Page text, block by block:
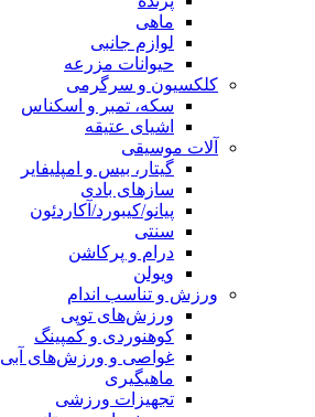
ماهی
لوازم جانبی
حیوانات مزرعه
کلکسیون و سرگرمی
سکه، تمبر و اسکناس
اشیای عتیقه
آلات موسیقی
گیتار، بیس و امپلیفایر
سازهای بادی
پیانو/کیبورد/آکاردئون
سنتی
درام و پرکاشن
ویولن
ورزش و تناسب اندام
ورزش‌های توپی
کوهنوردی و کمپینگ
غواصی و ورزش‌های آبی
ماهیگیری
تجهیزات ورزشی